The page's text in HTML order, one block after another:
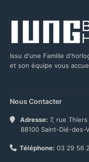
Issu d'une Famille
et son équipe vous
Nous Contacter
Adresse: 7, rue Thiers
88100 Saint-Dié-des-
Téléphone: 03 29 56